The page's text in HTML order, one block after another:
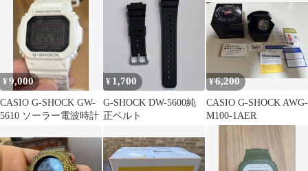
¥9,000
CASIO G-SHOCK GW-
5610 ソーラー電波時計
¥ 1,700
G-SHOCK DW-5600純
正ベルト
¥6,200
CASIO G-SHOCK AWG-
M100-1AER